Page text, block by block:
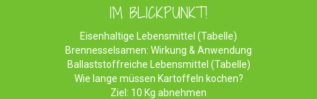
IM BLICKPUNKT!
Eisenhaltige Lebensmittel (Tabelle)
Brennesselsamen: Wirkung & Anwendung
Ballaststoffreiche Lebensmittel (Tabelle)
Wie lange müssen Kartoffeln kochen?
Ziel: 10 Kg abnehmen